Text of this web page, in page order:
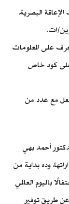
البصرية،
ات.
على المعلومات
على كود خاص
مع عدد من
أحمد بهي
على كل إصداراتها، وده بداية من
باليوم العالمي
طريق توفير